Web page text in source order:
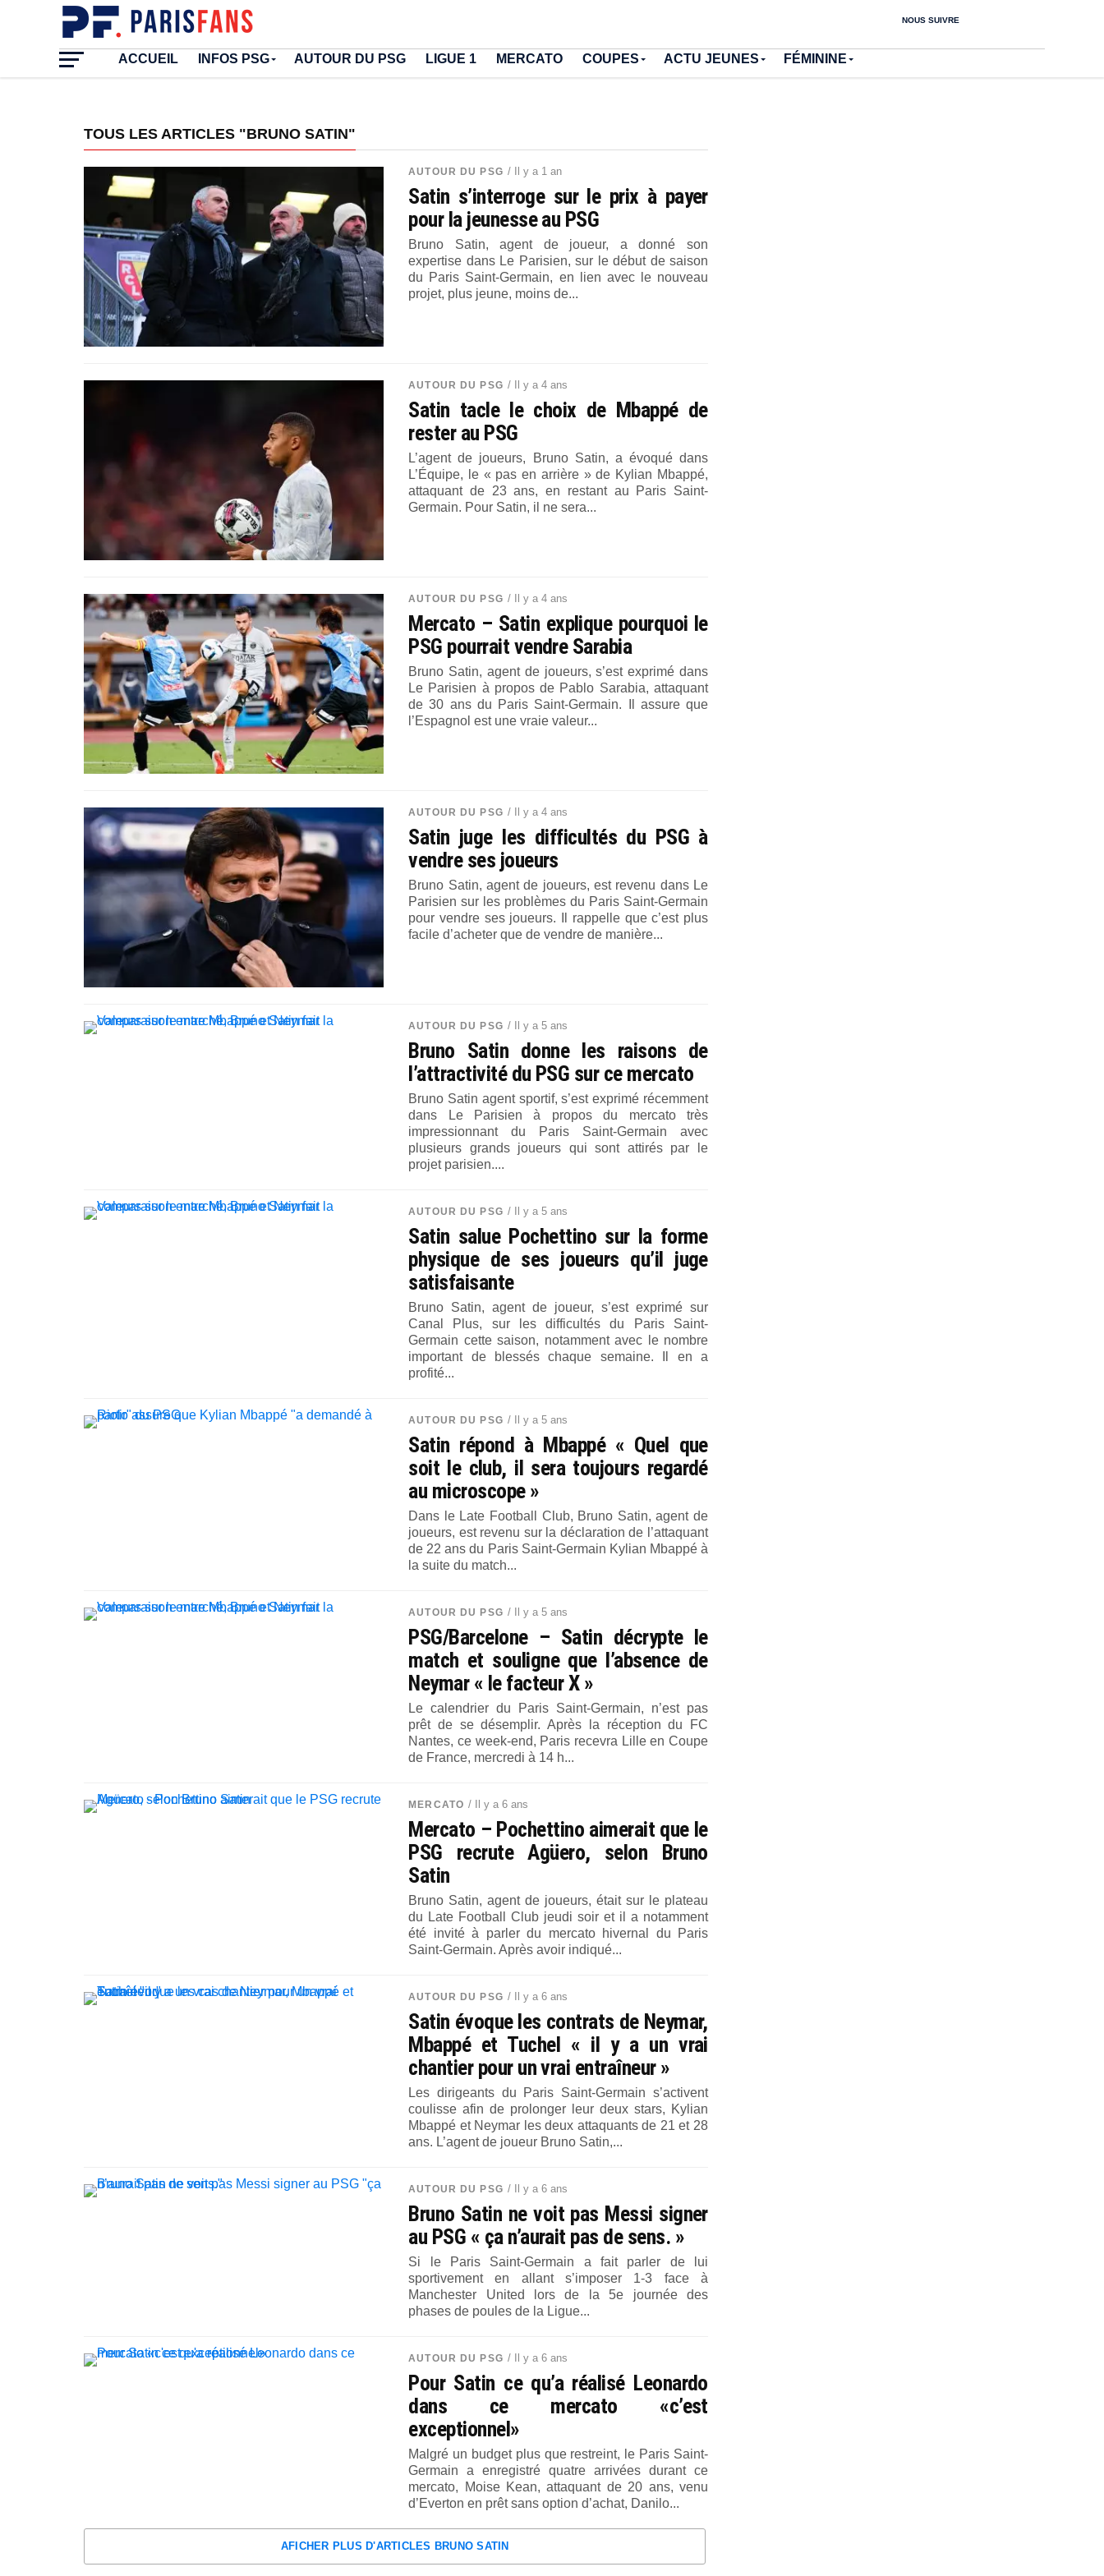
NOUS SUIVRE
ACCUEIL INFOS PSG AUTOUR DU PSG LIGUE 1 MERCATO COUPES ACTU JEUNES FÉMININE
TOUS LES ARTICLES "BRUNO SATIN"
AUTOUR DU PSG / Il y a 1 an
Satin s’interroge sur le prix à payer
pour la jeunesse au PSG
Bruno Satin, agent de joueur, a donné son
expertise dans Le Parisien, sur le début de saison
du Paris Saint-Germain, en lien avec le nouveau
projet, plus jeune, moins de...
AUTOUR DU PSG / Il y a 4 ans
Satin tacle le choix de Mbappé de
rester au PSG
L’agent de joueurs, Bruno Satin, a évoqué dans
L’Équipe, le « pas en arrière » de Kylian Mbappé,
attaquant de 23 ans, en restant au Paris Saint-
Germain. Pour Satin, il ne sera...
AUTOUR DU PSG / Il y a 4 ans
Mercato – Satin explique pourquoi le
PSG pourrait vendre Sarabia
Bruno Satin, agent de joueurs, s’est exprimé dans
Le Parisien à propos de Pablo Sarabia, attaquant
de 30 ans du Paris Saint-Germain. Il assure que
l’Espagnol est une vraie valeur...
AUTOUR DU PSG / Il y a 4 ans
Satin juge les difficultés du PSG à
vendre ses joueurs
Bruno Satin, agent de joueurs, est revenu dans Le
Parisien sur les problèmes du Paris Saint-Germain
pour vendre ses joueurs. Il rappelle que c’est plus
facile d’acheter que de vendre de manière...
AUTOUR DU PSG / Il y a 5 ans
Bruno Satin donne les raisons de
l’attractivité du PSG sur ce mercato
Bruno Satin agent sportif, s’est exprimé récemment
dans Le Parisien à propos du mercato très
impressionnant du Paris Saint-Germain avec
plusieurs grands joueurs qui sont attirés par le
projet parisien....
AUTOUR DU PSG / Il y a 5 ans
Satin salue Pochettino sur la forme
physique de ses joueurs qu’il juge
satisfaisante
Bruno Satin, agent de joueur, s’est exprimé sur
Canal Plus, sur les difficultés du Paris Saint-
Germain cette saison, notamment avec le nombre
important de blessés chaque semaine. Il en a
profité...
AUTOUR DU PSG / Il y a 5 ans
Satin répond à Mbappé « Quel que
soit le club, il sera toujours regardé
au microscope »
Dans le Late Football Club, Bruno Satin, agent de
joueurs, est revenu sur la déclaration de l’attaquant
de 22 ans du Paris Saint-Germain Kylian Mbappé à
la suite du match...
AUTOUR DU PSG / Il y a 5 ans
PSG/Barcelone – Satin décrypte le
match et souligne que l’absence de
Neymar « le facteur X »
Le calendrier du Paris Saint-Germain, n’est pas
prêt de se désemplir. Après la réception du FC
Nantes, ce week-end, Paris recevra Lille en Coupe
de France, mercredi à 14 h...
MERCATO / Il y a 6 ans
Mercato – Pochettino aimerait que le
PSG recrute Agüero, selon Bruno
Satin
Bruno Satin, agent de joueurs, était sur le plateau
du Late Football Club jeudi soir et il a notamment
été invité à parler du mercato hivernal du Paris
Saint-Germain. Après avoir indiqué...
AUTOUR DU PSG / Il y a 6 ans
Satin évoque les contrats de Neymar,
Mbappé et Tuchel « il y a un vrai
chantier pour un vrai entraîneur »
Les dirigeants du Paris Saint-Germain s’activent
coulisse afin de prolonger leur deux stars, Kylian
Mbappé et Neymar les deux attaquants de 21 et 28
ans. L’agent de joueur Bruno Satin,...
AUTOUR DU PSG / Il y a 6 ans
Bruno Satin ne voit pas Messi signer
au PSG « ça n’aurait pas de sens. »
Si le Paris Saint-Germain a fait parler de lui
sportivement en allant s’imposer 1-3 face à
Manchester United lors de la 5e journée des
phases de poules de la Ligue...
AUTOUR DU PSG / Il y a 6 ans
Pour Satin ce qu’a réalisé Leonardo
dans ce mercato «c’est
exceptionnel»
Malgré un budget plus que restreint, le Paris Saint-
Germain a enregistré quatre arrivées durant ce
mercato, Moise Kean, attaquant de 20 ans, venu
d’Everton en prêt sans option d’achat, Danilo...
AFICHER PLUS D'ARTICLES BRUNO SATIN